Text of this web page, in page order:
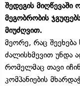
შედეგის მიღწევაში
მეგობრობის
მიუძღვით.
მეორე, რაც შეეხება
ძალისხმევით უნდა
რომელმაც თავი
კომპანიების